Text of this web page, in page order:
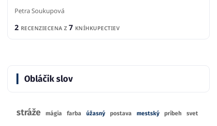
Petra Soukupová
2 RECENZIECENA Z 7 KNÍHKUPECTIEV
Obláčik slov
stráže mágia farba úžasný postava mestský príbeh svet